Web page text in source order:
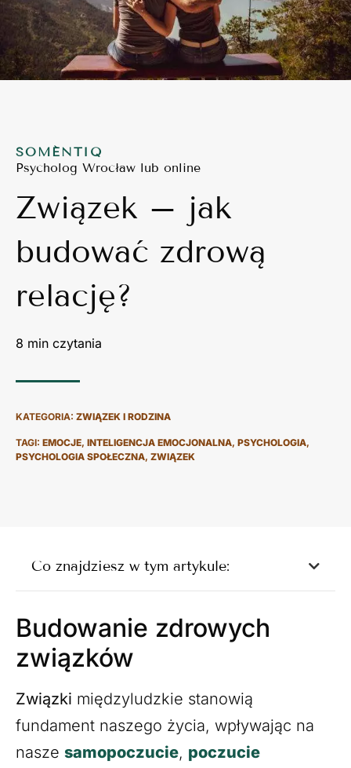
SOMÉNTIQ
Psycholog Wrocław lub online
Związek – jak
budować zdrową
relację?
KATEGORIA: ZWIĄZEK I RODZINA
TAGI: EMOCJE, INTELIGENCJA EMOCJONALNA, PSYCHOLOGIA,
PSYCHOLOGIA SPOŁECZNA, ZWIĄZEK
Co znajdziesz w tym artykule:
Budowanie zdrowych
związków
Związki międzyludzkie stanowią
fundament naszego życia, wpływając na
nasze samopoczucie, poczucie